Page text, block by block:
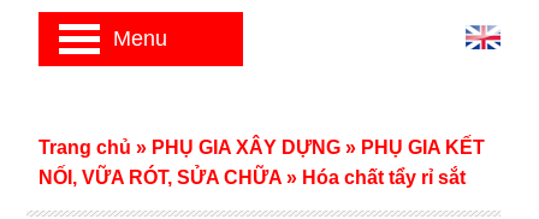
Trang chủ » PHỤ GIA XÂY DỰNG » PHỤ GIA KẾT
NỐI, VỮA RÓT, SỬA CHỮA » Hóa chất tẩy rỉ sắt
Menu